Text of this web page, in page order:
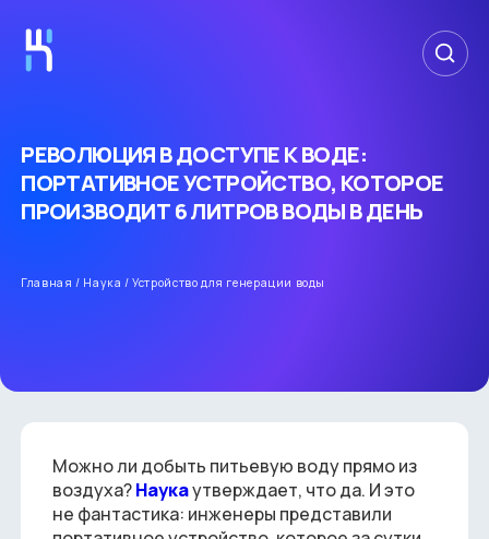
РЕВОЛЮЦИЯ В ДОСТУПЕ К ВОДЕ:
ПОРТАТИВНОЕ УСТРОЙСТВО, КОТОРОЕ
ПРОИЗВОДИТ 6 ЛИТРОВ ВОДЫ В ДЕНЬ
Главная / Наука /Устройство для генерации воды
Можно ли добыть питьевую воду прямо из
воздуха?Наукаутверждает, что да. И это
не фантастика: инженеры представили